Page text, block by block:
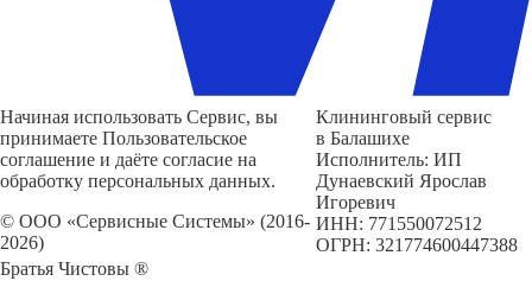
Начиная использовать Сервис, вы
принимаете Пользовательское
соглашение и даёте согласие на
обработку персональных данных.
© ООО «Сервисные Системы» (2016-
2026)
Братья Чистовы ®
Клининговый сервис
в Балашихе
Исполнитель: ИП
Дунаевский Ярослав
Игоревич
ИНН: 771550072512
ОГРН: 321774600447388